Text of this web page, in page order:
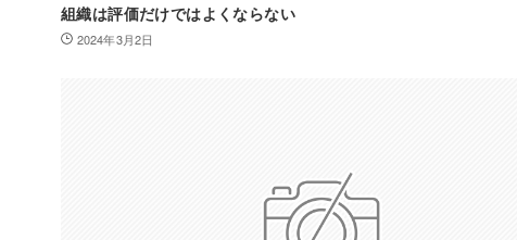
組織は評価だけではよくならない
2024年3月2日